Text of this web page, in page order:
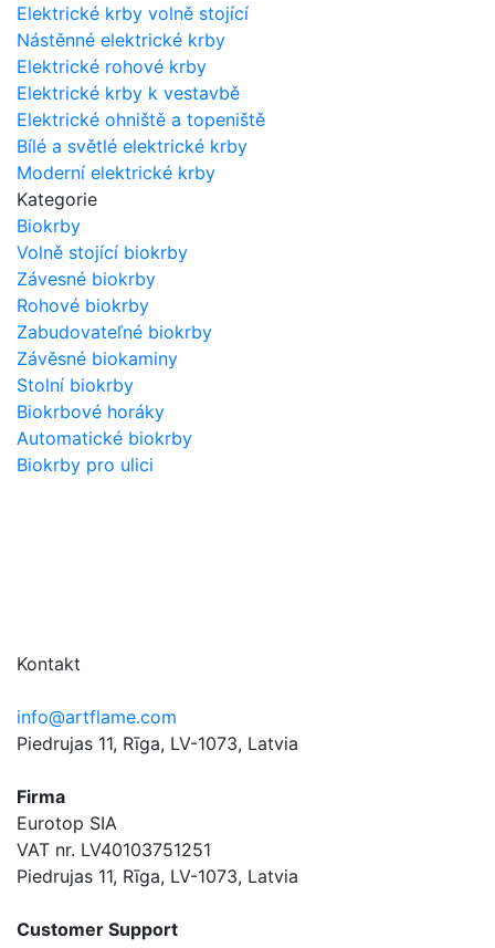
Elektrické krby volně stojící
Nástěnné elektrické krby
Elektrické rohové krby
Elektrické krby k vestavbě
Elektrické ohniště a topeniště
Bílé a světlé elektrické krby
Moderní elektrické krby
Kategorie
Biokrby
Volně stojící biokrby
Závesné biokrby
Rohové biokrby
Zabudovateľné biokrby
Závěsné biokaminy
Stolní biokrby
Biokrbové horáky
Automatické biokrby
Biokrby pro ulici
Kontakt
info@artflame.com
Piedrujas 11, Rīga, LV-1073, Latvia
Firma
Eurotop SIA
VAT nr. LV40103751251
Piedrujas 11, Rīga, LV-1073, Latvia
Сustomer Support